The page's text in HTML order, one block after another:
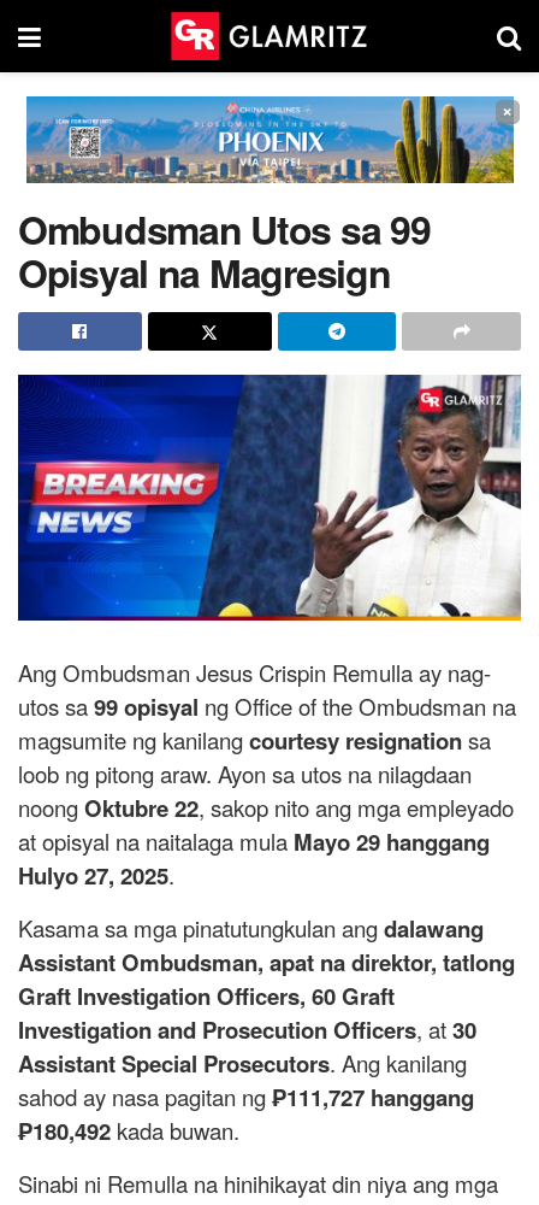
×
Ombudsman Utos sa 99
Opisyal na Magresign
Ang Ombudsman Jesus Crispin Remulla ay nag-
utos sa99 opisyal ng Office of the Ombudsman na
magsumite ng kanilangcourtesy resignationsa
loob ng pitong araw. Ayon sa utos na nilagdaan
noongOktubre 22, sakop nito ang mga empleyado
at opisyal na naitalaga mula Mayo 29 hanggang
Hulyo 27, 2025.
Kasama sa mga pinatutungkulan angdalawang
Assistant Ombudsman, apat na direktor, tatlong
Graft Investigation Officers, 60 Graft
Investigation and Prosecution Officers, at30
Assistant Special Prosecutors. Ang kanilang
sahod ay nasa pagitan ng₱111,727 hanggang
₱180,492 kada buwan.
Sinabi ni Remulla na hinihikayat din niya ang mga